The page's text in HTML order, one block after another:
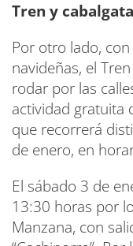
Tren y cabalgata
Por otro lado,
navideñas, el
rodar por las
actividad gratuita
que recorrerá
de enero, en
El sábado 3 de
13:30 horas por
Manzana, con